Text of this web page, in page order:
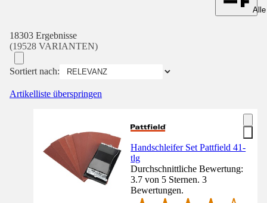
18303 Ergebnisse
(19528 VARIANTEN)
Sortiert nach:
Artikelliste überspringen
Handschleifer Set Pattfield 41-
tlg
Durchschnittliche Bewertung:
3.7 von 5 Sternen. 3
Bewertungen.